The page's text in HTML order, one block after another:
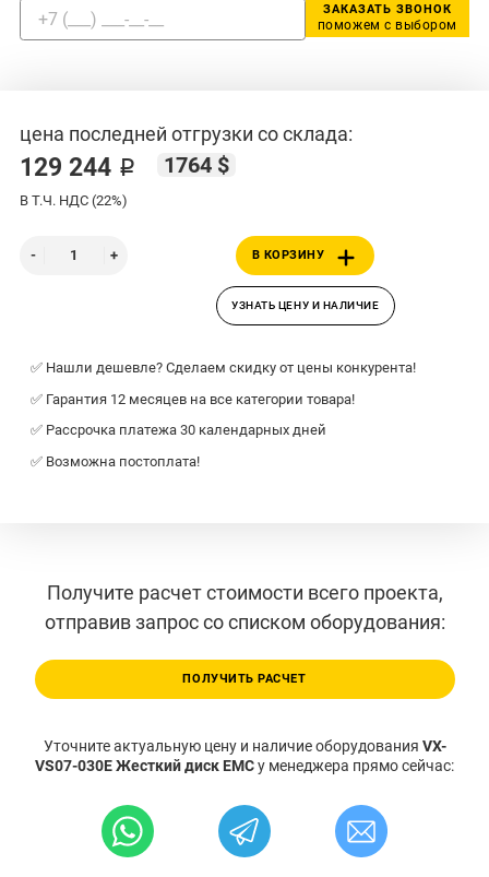
ЗАКАЗАТЬ ЗВОНОК
поможем с выбором
цена последней отгрузки со склада:
129 244 ₽ 1764 $
В Т.Ч. НДС (22%)
В КОРЗИНУ
УЗНАТЬ ЦЕНУ И НАЛИЧИЕ
✅ Нашли дешевле? Сделаем скидку от цены конкурента!
✅ Гарантия 12 месяцев на все категории товара!
✅ Рассрочка платежа 30 календарных дней
✅ Возможна постоплата!
Получите расчет стоимости всего проекта,
отправив запрос со списком оборудования:
ПОЛУЧИТЬ РАСЧЕТ
Уточните актуальную цену и наличие оборудования VX-
VS07-030E Жесткий диск EMCу менеджера прямо сейчас: